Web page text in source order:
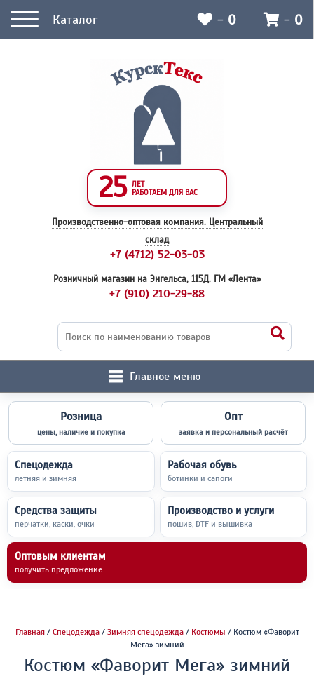
25 ЛЕТ
РАБОТАЕМ ДЛЯ ВАС
Производственно-оптовая компания. Центральный
склад
+7 (4712) 52-03-03
Розничный магазин на Энгельса, 115Д. ГМ «Лента»
+7 (910) 210-29-88
Главное меню
Розница
цены, наличие и покупка
Опт
заявка и персональный расчёт
Спецодежда
летняя и зимняя
Рабочая обувь
ботинки и сапоги
Средства защиты
перчатки, каски, очки
Производство и услуги
пошив, DTF и вышивка
Оптовым клиентам
получить предложение
Каталог - 0 - 0
Главная/ Спецодежда/ Зимняя спецодежда/ Костюмы / Костюм «Фаворит
Мега» зимний
Костюм «Фаворит Мега» зимний